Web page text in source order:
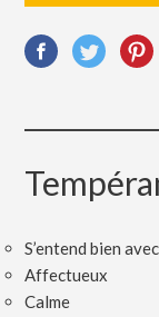
S’entend bien
Affectueux
Calme